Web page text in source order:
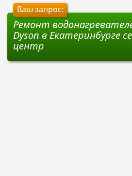
Ваш запрос:
Ремонт
Dyson в Екатеринбурге
центр